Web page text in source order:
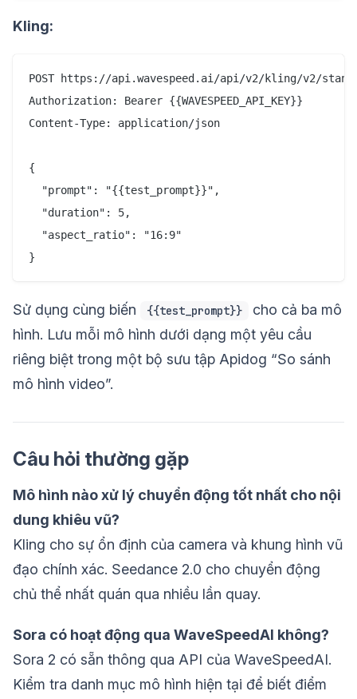
Kling:
POST https://api.wavespeed.ai/api/v2/kling/v2/
Authorization: Bearer {{WAVESPEED_API_KEY}}
Content-Type: application/json
{
  "prompt": "{{test_prompt}}",
  "duration": 5,
  "aspect_ratio": "16:9"
Sử dụng cùng biến {{test_prompt}}
cho cả ba mô
hình. Lưu mỗi mô hình dưới dạng một yêu cầu
riêng biệt trong một bộ sưu tập Apidog “So sánh
mô hình video”.
Câu hỏi thường gặp
Mô hình nào xử lý chuyển động tốt nhất cho nội
dung khiêu vũ?
Kling cho sự ổn định của camera và khung hình vũ
đạo chính xác. Seedance 2.0 cho chuyển động
chủ thể nhất quán qua nhiều lần quay.
Sora có hoạt động qua WaveSpeedAI không?
Sora 2 có sẵn thông qua API của WaveSpeedAI.
Kiểm tra danh mục mô hình hiện tại để biết điểm